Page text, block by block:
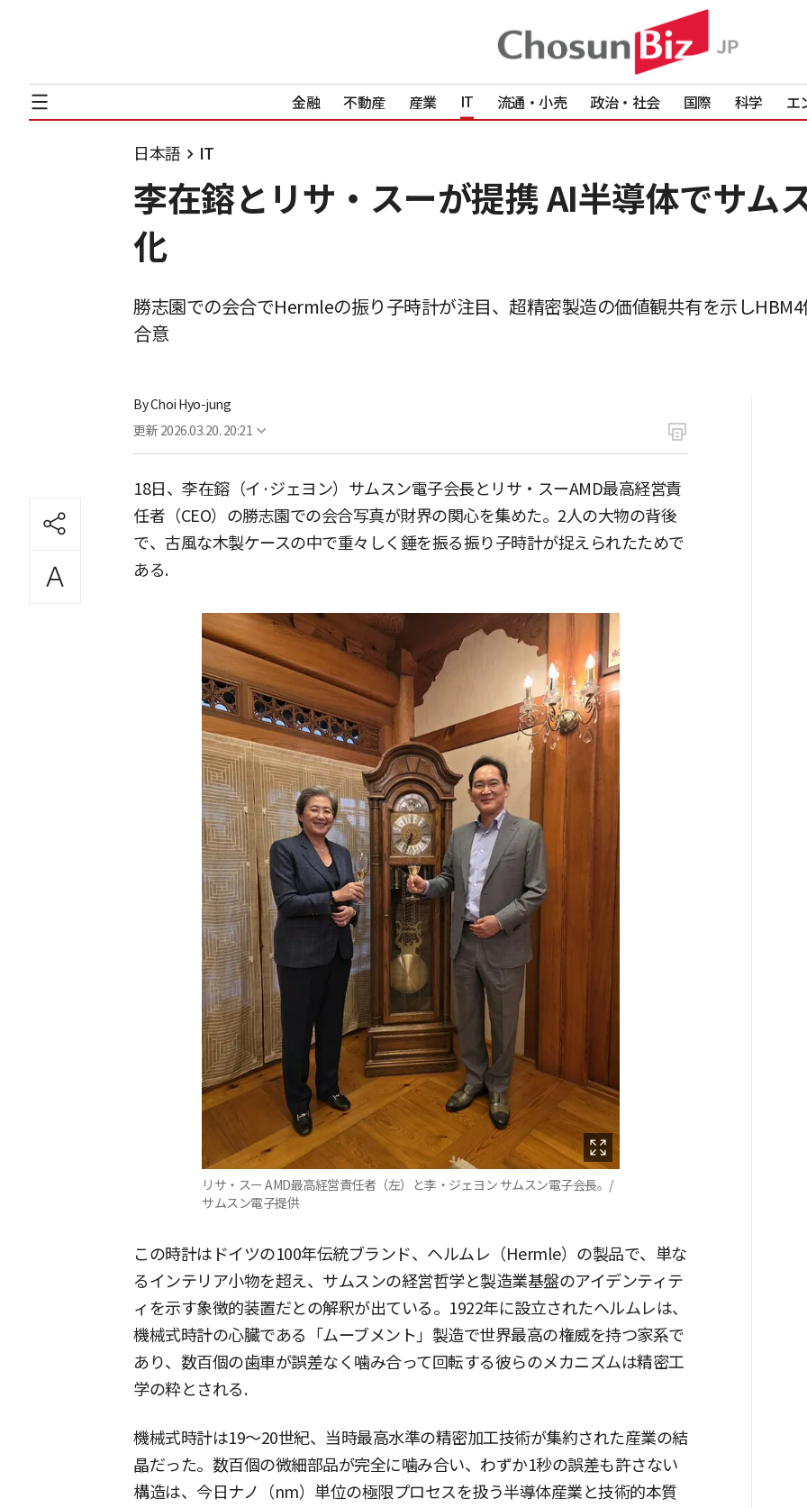
金融 不動産 産業 IT 流通・小売 政治・社会 国際 科学 エ
日本語 IT
李在鎔とリサ・スーが提携 AI半導体でサム
化
勝志園での会合でHermleの振り子時計が注目、超精密製造の価値観共有を示し
合意
ByChoi Hyo-jung
更新 2026.03.20. 20:21
18日、李在鎔（イ·ジェヨン）サムスン電子会長とリサ・スーAMD最高経営責
任者（CEO）の勝志園での会合写真が財界の関心を集めた。2人の大物の背後
で、古風な木製ケースの中で重々しく錘を振る振り子時計が捉えられたためで
ある.
リサ・スー AMD最高経営責任者（左）と李・ジェヨン サムスン電子会長。/
サムスン電子提供
この時計はドイツの100年伝統ブランド、ヘルムレ（Hermle）の製品で、単な
るインテリア小物を超え、サムスンの経営哲学と製造業基盤のアイデンティテ
ィを示す象徴的装置だとの解釈が出ている。1922年に設立されたヘルムレは、
機械式時計の心臓である「ムーブメント」製造で世界最高の権威を持つ家系で
あり、数百個の歯車が誤差なく噛み合って回転する彼らのメカニズムは精密工
学の粋とされる.
機械式時計は19〜20世紀、当時最高水準の精密加工技術が集約された産業の結
晶だった。数百個の微細部品が完全に噛み合い、わずか1秒の誤差も許さない
構造は、今日ナノ（nm）単位の極限プロセスを扱う半導体産業と技術的本質